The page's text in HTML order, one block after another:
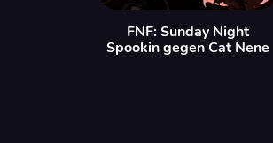
FNF: Sunday Night
Spookin gegen Cat Nene